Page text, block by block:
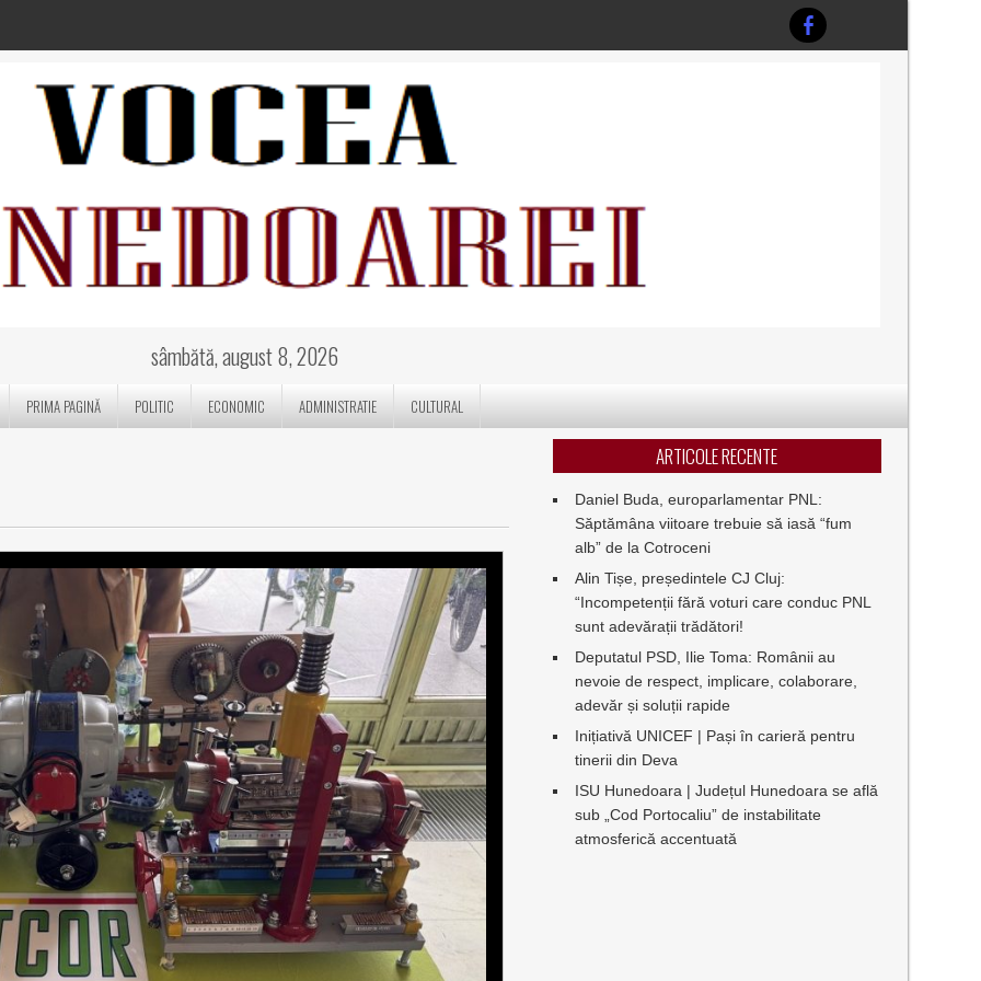
sâmbătă, august 8, 2026
PRIMA PAGINĂ POLITIC ECONOMIC ADMINISTRATIE CULTURAL
ARTICOLE RECENTE
Daniel Buda, europarlamentar PNL:
Săptămâna viitoare trebuie să iasă “fum
alb” de la Cotroceni
Alin Tișe, președintele CJ Cluj:
“Incompetenții fără voturi care conduc PNL
sunt adevărații trădători!
Deputatul PSD, Ilie Toma: Românii au
nevoie de respect, implicare, colaborare,
adevăr și soluții rapide
Inițiativă UNICEF | Pași în carieră pentru
tinerii din Deva
ISU Hunedoara | Județul Hunedoara se află
sub „Cod Portocaliu” de instabilitate
atmosferică accentuată